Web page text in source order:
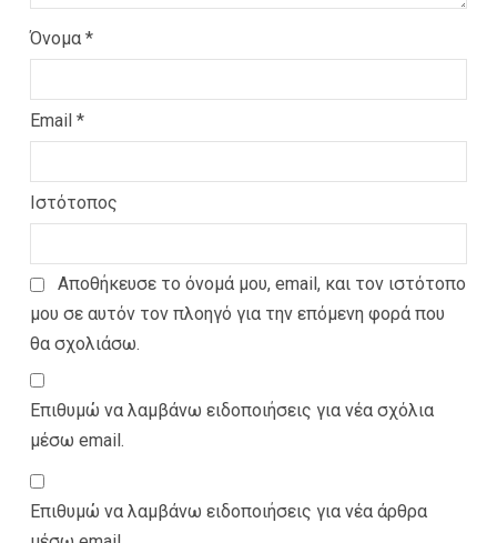
Όνομα *
Email *
Ιστότοπος
Αποθήκευσε το όνομά μου, email, και τον ιστότοπο
μου σε αυτόν τον πλοηγό για την επόμενη φορά που
θα σχολιάσω.
Επιθυμώ να λαμβάνω ειδοποιήσεις για νέα σχόλια
μέσω email.
Επιθυμώ να λαμβάνω ειδοποιήσεις για νέα άρθρα